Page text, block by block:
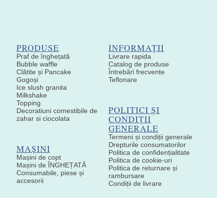
PRODUSE
Praf de înghețată
Bubble waffle
Clătite și Pancake
Gogoși
Ice slush granita
Milkshake
Topping
Decoratiuni comestibile de
zahar si ciocolata
MAȘINI
Mașini de copt
Mașini de ÎNGHEȚATĂ
Consumabile, piese și
accesorii
INFORMAȚII
Livrare rapida
Catalog de produse
Întrebări frecvente
Teflonare
POLITICI ȘI
CONDIȚII
GENERALE
Termeni și condiții generale
Drepturile consumatorilor
Politica de confidențialitate
Politica de cookie-uri
Politica de returnare și
rambursare
Condiții de livrare